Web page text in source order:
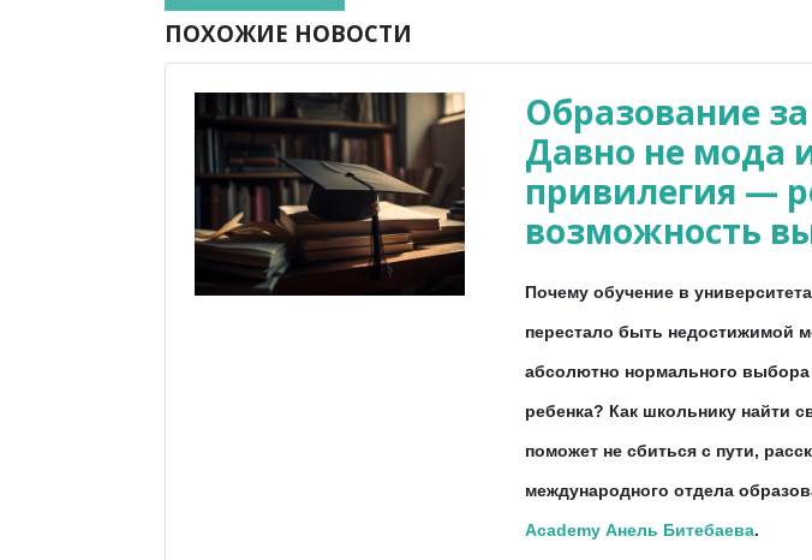
ПОХОЖИЕ НОВОСТИ
Образование
Давно не мода
привилегия —
возможность
Почему обучение в
перестало быть недостижимой
абсолютно нормального выбора
ребенка? Как школьнику найти
поможет не сбиться с пути,
международного отдела
Academy Анель Битебаева.